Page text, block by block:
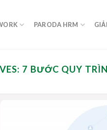
PARODA HRM
7 BƯỚC QUY